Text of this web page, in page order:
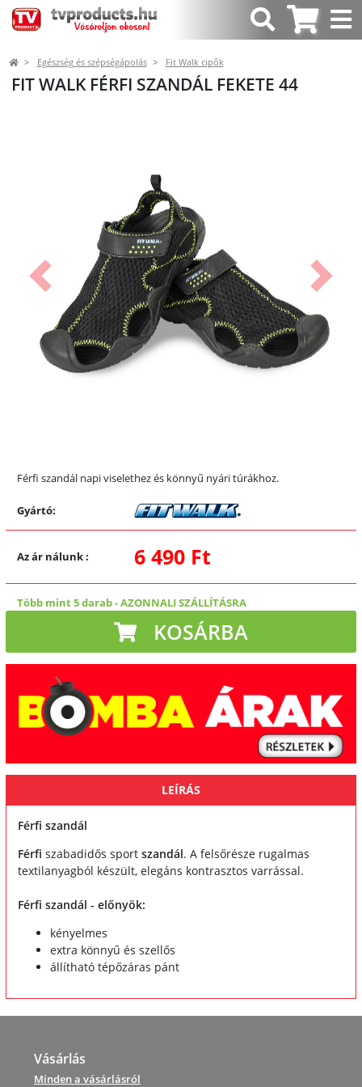
Egészség és szépségápolás Fit Walk cipők
FIT WALK FÉRFI SZANDÁL FEKETE 44
Előző
Férfi szandál napi viselethez és könnyű nyári túrákhoz.
Gyártó:
Az ár nálunk: 6 490 Ft
Több mint 5 darab-AZONNALI SZÁLLÍTÁSRA
KOSÁRBA
LEÍRÁS
Férfi szandál
Férfi szabadidős sport szandál. A felsőrésze rugalmas
textilanyagból készült, elegáns kontrasztos varrással.
Férfi szandál - előnyök:
kényelmes
extra könnyű és szellős
állítható tépőzáras pánt
Vásárlás
Minden a vásárlásról